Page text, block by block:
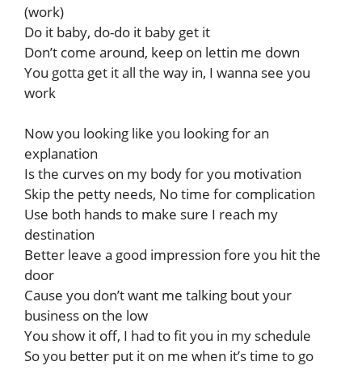
(work)
Do it baby, do-do it baby get it
Don’t come around, keep on lettin me down
You gotta get it all the way in, I wanna see you
work
Now you looking like you looking for an
explanation
Is the curves on my body for you motivation
Skip the petty needs, No time for complication
Use both hands to make sure I reach my
destination
Better leave a good impression fore you hit the
door
Cause you don’t want me talking bout your
business on the low
You show it off, I had to fit you in my schedule
So you better put it on me when it’s time to go